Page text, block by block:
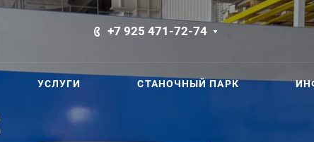
+7 925 471-72-74
УСЛУГИ СТАНОЧНЫЙ ПАРК